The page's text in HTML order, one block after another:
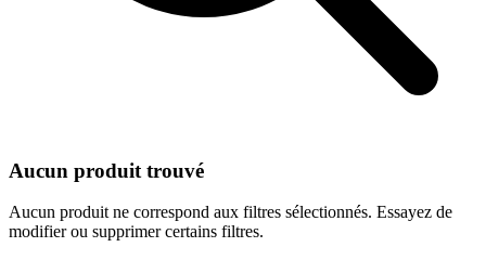
Aucun produit trouvé
Aucun produit ne correspond aux filtres sélectionnés. Essayez de
modifier ou supprimer certains filtres.